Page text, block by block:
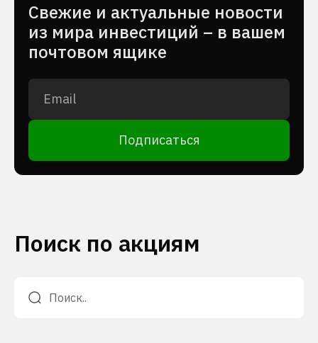
Cвежие и актуальные новости
из мира инвестиций – в вашем
почтовом ящике
Подписаться
Поиск по акциям